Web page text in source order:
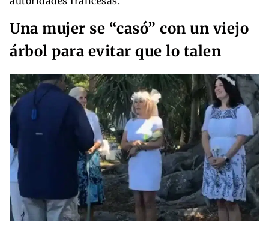
Una mujer se “casó” con un viejo
árbol para evitar que lo talen